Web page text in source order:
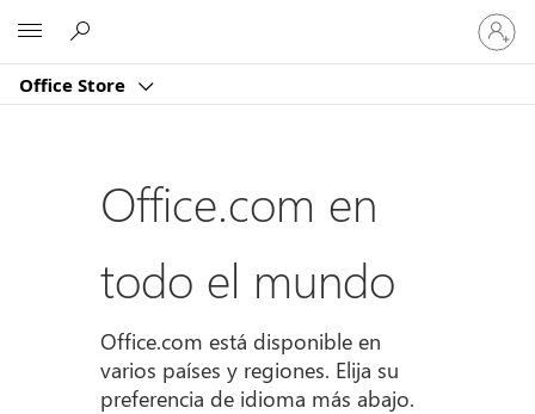
Office Store
Iniciar
sesión
en
cuenta
Office.com en
todo el mundo
Office.com está disponible en
varios países y regiones. Elija su
preferencia de idioma más abajo.